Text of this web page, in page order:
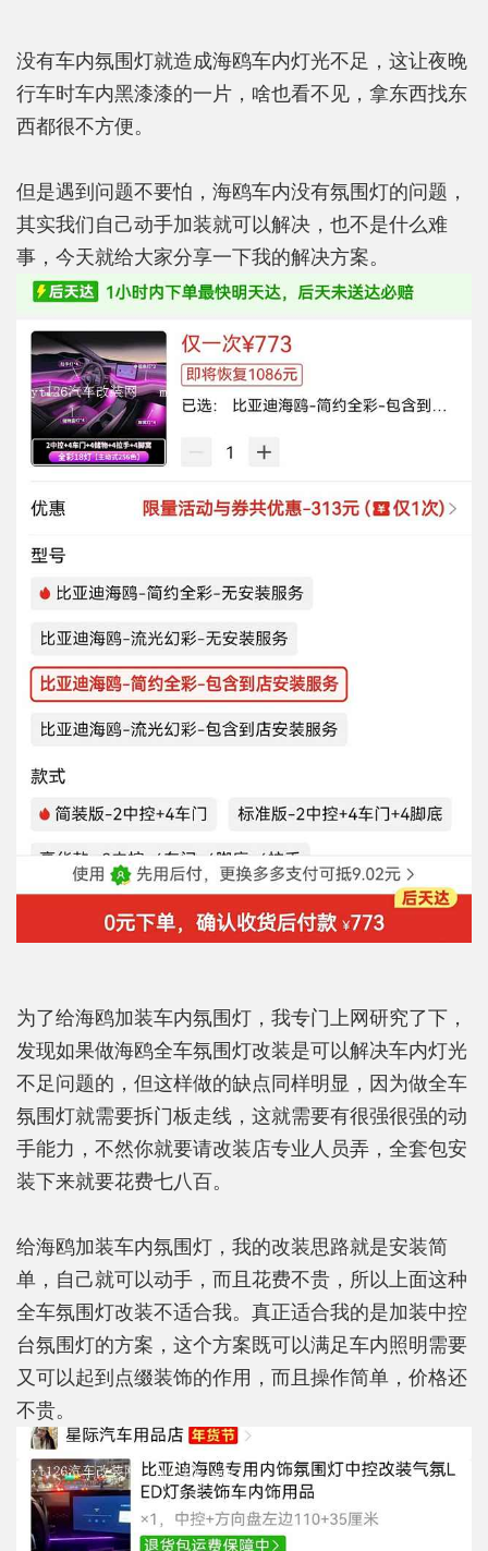
没有车内氛围灯就造成海鸥车内灯光不足，这让夜晚
行车时车内黑漆漆的一片，啥也看不见，拿东西找东
西都很不方便。
但是遇到问题不要怕，海鸥车内没有氛围灯的问题，
其实我们自己动手加装就可以解决，也不是什么难
事，今天就给大家分享一下我的解决方案。
为了给海鸥加装车内氛围灯，我专门上网研究了下，
发现如果做海鸥全车氛围灯改装是可以解决车内灯光
不足问题的，但这样做的缺点同样明显，因为做全车
氛围灯就需要拆门板走线，这就需要有很强很强的动
手能力，不然你就要请改装店专业人员弄，全套包安
装下来就要花费七八百。
给海鸥加装车内氛围灯，我的改装思路就是安装简
单，自己就可以动手，而且花费不贵，所以上面这种
全车氛围灯改装不适合我。真正适合我的是加装中控
台氛围灯的方案，这个方案既可以满足车内照明需要
又可以起到点缀装饰的作用，而且操作简单，价格还
不贵。